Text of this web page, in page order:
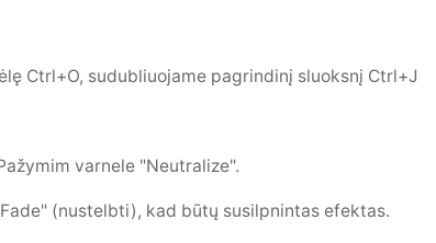
Ctrl+O, sudubliuojame pagrindinį sluoksnį Ctrl+J
varnele "Neutralize".
(nustelbti), kad būtų susilpnintas efektas.